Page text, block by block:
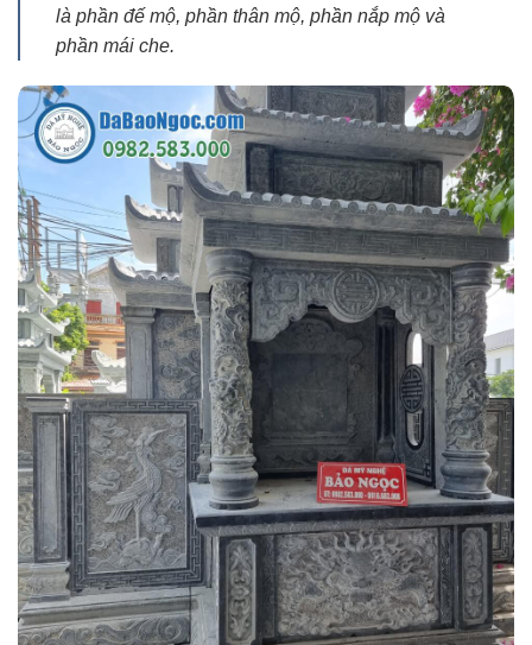
là phần đế mộ, phần thân mộ, phần nắp mộ và
phần mái che.